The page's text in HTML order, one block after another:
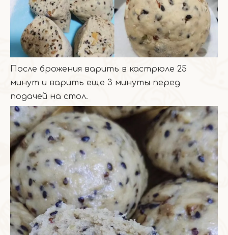
После брожения варить в кастрюле 25
минут и варить еще 3 минуты перед
подачей на стол.